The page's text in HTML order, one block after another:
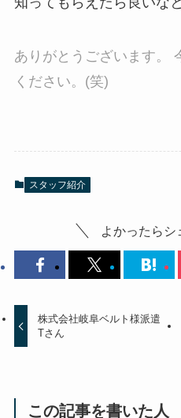
ありがとうございます。
ください。(笑)
スタッフ紹介
よかったらシ
株式会社岐阜ベルト様派遣
Tさん
この記事を書いた人